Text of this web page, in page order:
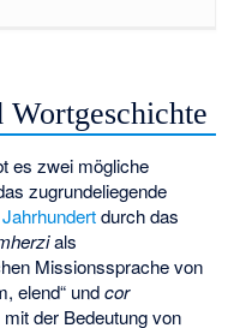
es zwei mögliche
zugrundeliegende
durch das
als
Missionssprache von
elend“ undcor
mit der Bedeutung von